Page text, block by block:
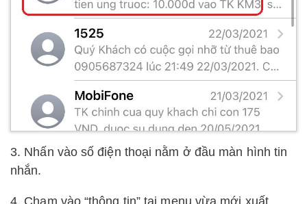
3. Nhấn vào số điện thoại nằm ở đầu màn hình tin
nhắn.
4. Chạm vào “thông tin” tại menu vừa mới xuất